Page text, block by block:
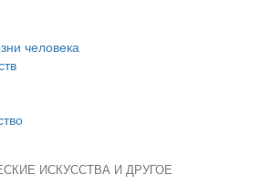
человека
ИСКУССТВА И ДРУГОЕ